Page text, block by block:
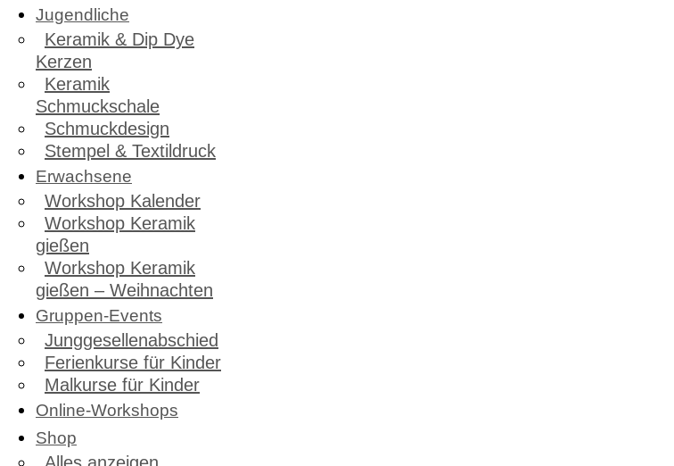
Jugendliche
Keramik & Dip Dye
Kerzen
Keramik
Schmuckschale
Schmuckdesign
Stempel & Textildruck
Erwachsene
Workshop Kalender
Workshop Keramik
gießen
Workshop Keramik
gießen – Weihnachten
Gruppen-Events
Junggesellenabschied
Ferienkurse für Kinder
Malkurse für Kinder
Online-Workshops
Shop